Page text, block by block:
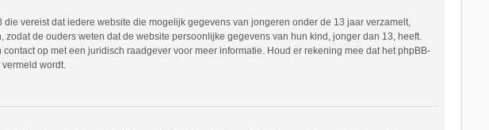
vereist dat iedere website die mogelijk gegevens van jongeren onder de 13 jaar verzamelt,
de ouders weten dat de website persoonlijke gegevens van hun kind, jonger dan 13, heeft.
op met een juridisch raadgever voor meer informatie. Houd er rekening mee dat het phpBB-
wordt.